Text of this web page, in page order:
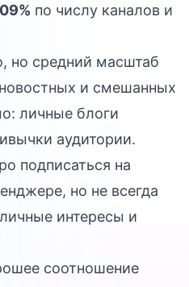
по числу каналов и
но средний масштаб
и смешанных
личные блоги
аудитории.
подписаться на
но не всегда
интересы и
соотношение